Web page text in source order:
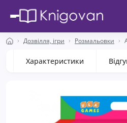
Дозвілля, ігри Розмальовки
Характеристики